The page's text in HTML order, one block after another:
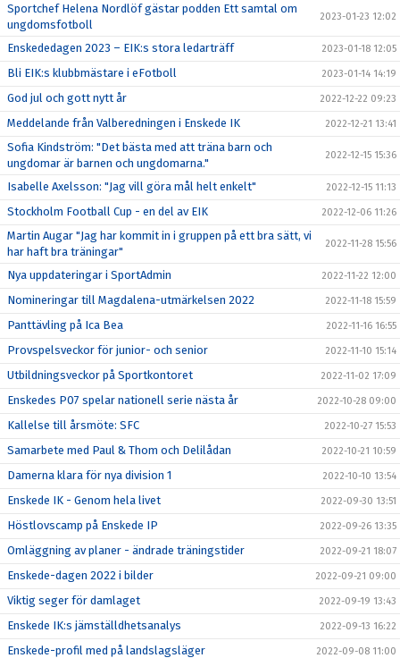
Sportchef Helena Nordlöf gästar podden Ett samtal om
ungdomsfotboll
2023-01-23 12:02
Enskededagen 2023 – EIK:s stora ledarträff 2023-01-18 12:05
Bli EIK:s klubbmästare i eFotboll 2023-01-14 14:19
God jul och gott nytt år 2022-12-22 09:23
Meddelande från Valberedningen i Enskede IK 2022-12-21 13:41
Sofia Kindström: "Det bästa med att träna barn och
ungdomar är barnen och ungdomarna."
2022-12-15 15:36
Isabelle Axelsson: "Jag vill göra mål helt enkelt" 2022-12-15 11:13
Stockholm Football Cup - en del av EIK 2022-12-06 11:26
Martin Augar "Jag har kommit in i gruppen på ett bra sätt, vi
har haft bra träningar"
2022-11-28 15:56
Nya uppdateringar i SportAdmin 2022-11-22 12:00
Nomineringar till Magdalena-utmärkelsen 2022 2022-11-18 15:59
Panttävling på Ica Bea 2022-11-16 16:55
Provspelsveckor för junior- och senior 2022-11-10 15:14
Utbildningsveckor på Sportkontoret 2022-11-02 17:09
Enskedes P07 spelar nationell serie nästa år 2022-10-28 09:00
Kallelse till årsmöte: SFC 2022-10-27 15:53
Samarbete med Paul & Thom och Delilådan 2022-10-21 10:59
Damerna klara för nya division 1 2022-10-10 13:54
Enskede IK - Genom hela livet 2022-09-30 13:51
Höstlovscamp på Enskede IP 2022-09-26 13:35
Omläggning av planer - ändrade träningstider 2022-09-21 18:07
Enskede-dagen 2022 i bilder 2022-09-21 09:00
Viktig seger för damlaget 2022-09-19 13:43
Enskede IK:s jämställdhetsanalys 2022-09-13 16:22
Enskede-profil med på landslagsläger 2022-09-08 11:00